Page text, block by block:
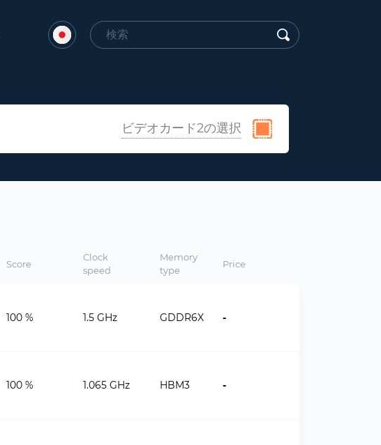
ビデオカード2の選択
Score
Clock
speed
Memory
type
Price
100 % 1.5 GHz GDDR6X -
100 % 1.065 GHz HBM3 -